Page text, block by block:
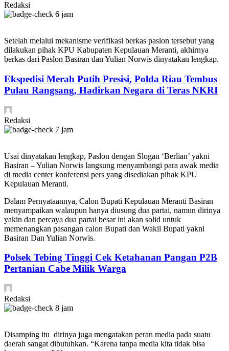
Redaksi
6 jam
Setelah melalui mekanisme verifikasi berkas paslon tersebut yang
dilakukan pihak KPU Kabupaten Kepulauan Meranti, akhirnya
berkas dari Paslon Basiran dan Yulian Norwis dinyatakan lengkap.
Ekspedisi Merah Putih Presisi, Polda Riau Tembus
Pulau Rangsang, Hadirkan Negara di Teras NKRI
Redaksi
7 jam
Usai dinyatakan lengkap, Paslon dengan Slogan ‘Berlian’ yakni
Basiran – Yulian Norwis langsung menyambangi para awak media
di media center konferensi pers yang disediakan pihak KPU
Kepulauan Meranti.
Dalam Pernyataannya, Calon Bupati Kepulauan Meranti Basiran
menyampaikan walaupun hanya diusung dua partai, namun dirinya
yakin dan percaya dua partai besar ini akan solid untuk
memenangkan pasangan calon Bupati dan Wakil Bupati yakni
Basiran Dan Yulian Norwis.
Polsek Tebing Tinggi Cek Ketahanan Pangan P2B
Pertanian Cabe Milik Warga
Redaksi
8 jam
Disamping itu dirinya juga mengatakan peran media pada suatu
daerah sangat dibutuhkan. “Karena tanpa media kita tidak bisa